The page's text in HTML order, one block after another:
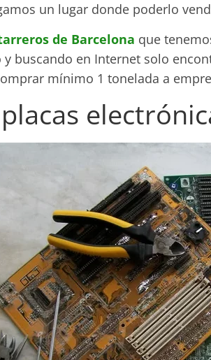
un lugar donde poderlo
de Barcelona que
buscando en Internet solo
mínimo 1 tonelada a